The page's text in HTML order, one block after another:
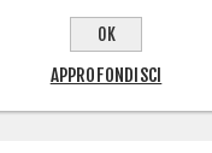
OK
APPROFONDISCI